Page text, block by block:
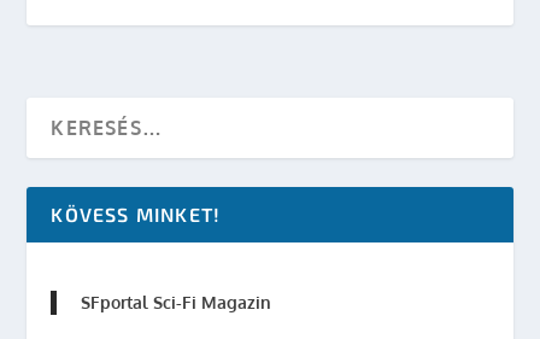
KÖVESS MINKET!
SFportal Sci-Fi Magazin